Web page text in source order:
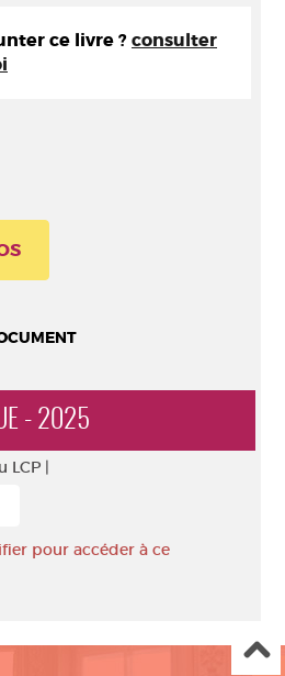
ce livre ? consulter
- 2025
LCP |
pour accéder à ce